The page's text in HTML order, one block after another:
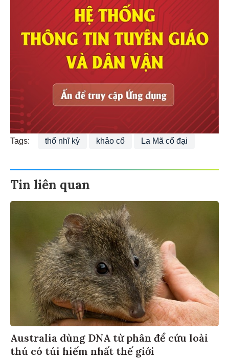
Tags: thổ nhĩ kỳ khảo cổ La Mã cổ đại
Tin liên quan
Australia dùng DNA từ phân để cứu loài
thú có túi hiếm nhất thế giới